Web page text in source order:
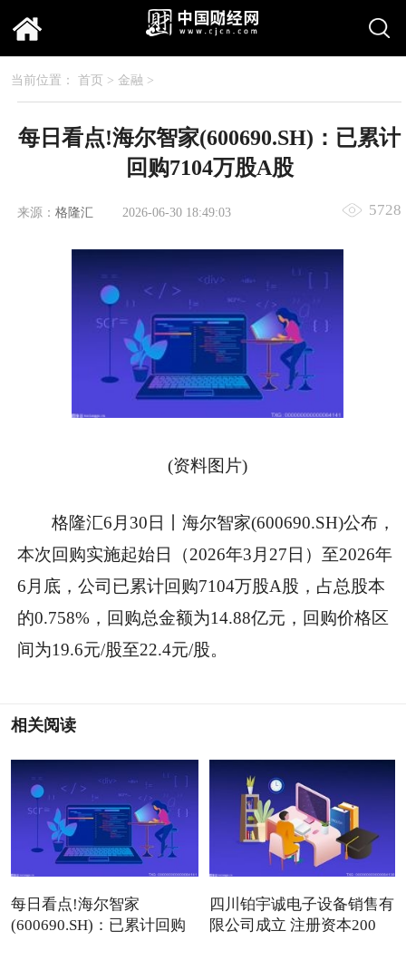
当前位置： 首页 > 金融 >
每日看点!海尔智家(600690.SH)：已累计
回购7104万股A股
来源： 格隆汇 2026-06-30 18:49:03 5728
(资料图片)
格隆汇6月30日丨海尔智家(600690.SH)公布，
本次回购实施起始日（2026年3月27日）至2026年
6月底，公司已累计回购7104万股A股，占总股本
的0.758%，回购总金额为14.88亿元，回购价格区
间为19.6元/股至22.4元/股。
相关阅读
每日看点!海尔智家
(600690.SH)：已累计回购
四川铂宇诚电子设备销售有
限公司成立 注册资本200